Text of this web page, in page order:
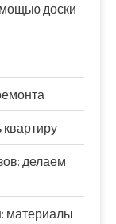
доски
квартиру
делаем
материалы